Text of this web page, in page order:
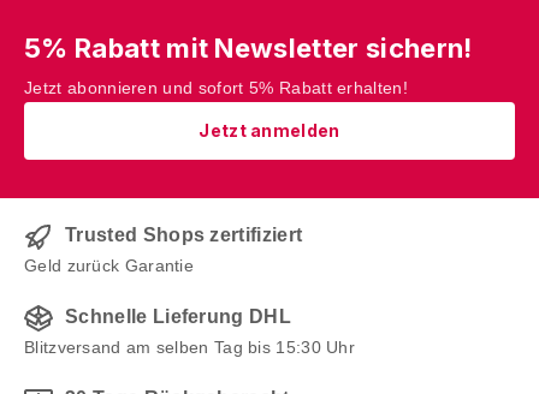
5% Rabatt mit Newsletter sichern!
Jetzt abonnieren und sofort 5% Rabatt erhalten!
Jetzt anmelden
Trusted Shops zertifiziert
Geld zurück Garantie
Schnelle Lieferung DHL
Blitzversand am selben Tag bis 15:30 Uhr